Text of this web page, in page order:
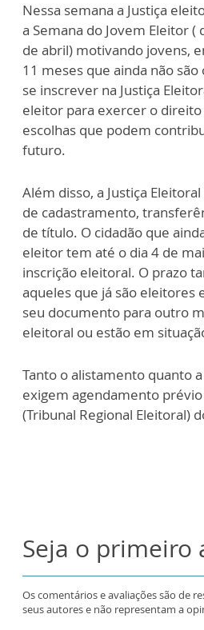
Nessa semana a Justiça
a Semana do Jovem Eleitor (
de abril) motivando jovens,
11 meses que ainda não
se inscrever na Justiça
eleitor para exercer o
escolhas que podem
futuro.
Além disso, a Justiça
de cadastramento,
de título. O cidadão que
eleitor tem até o dia 4 de
inscrição eleitoral. O prazo
aqueles que já são eleitores
seu documento para outro
eleitoral ou estão em
Tanto o alistamento quanto
exigem agendamento prévio
(Tribunal Regional Eleitoral)
Seja o primeiro
Os comentários e avaliações são de
seus autores e não representam a